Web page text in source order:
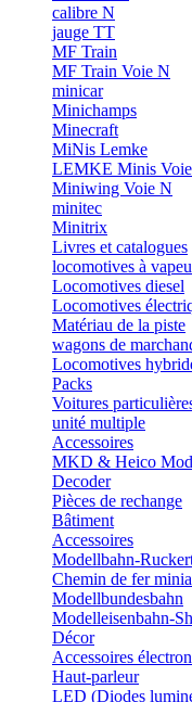
calibre N
jauge TT
MF Train
MF Train Voie N
minicar
Minichamps
Minecraft
MiNis Lemke
LEMKE Minis
Miniwing Voie N
minitec
Minitrix
Livres et catalogues
locomotives à
Locomotives diesel
Locomotives
Matériau de la piste
wagons de
Locomotives
Packs
Voitures
unité multiple
Accessoires
MKD & Heico
Decoder
Pièces de rechange
Bâtiment
Accessoires
Modellbahn-
Chemin de fer
Modellbundesbahn
Modelleisenbahn-
Décor
Accessoires
Haut-parleur
LED (Diodes